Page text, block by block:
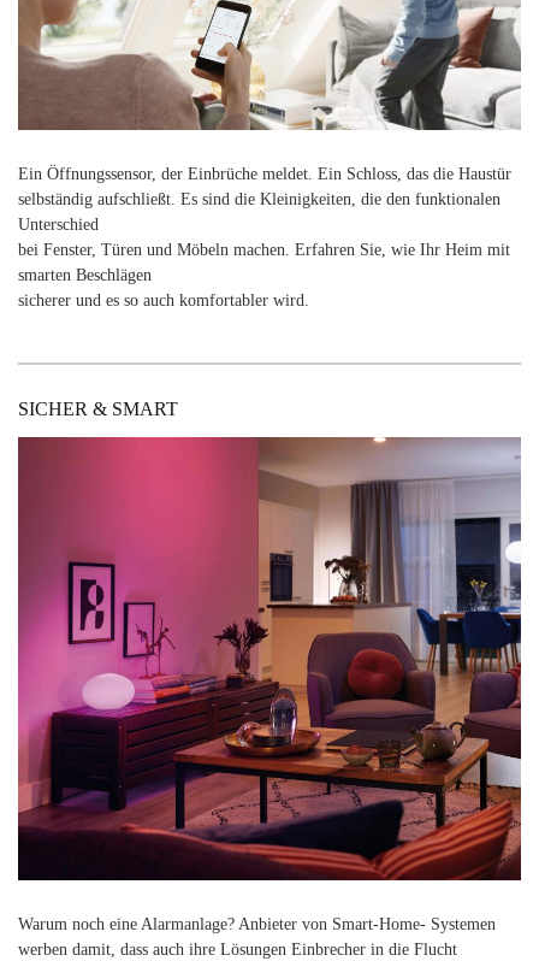
Ein Öffnungssensor, der Einbrüche meldet. Ein Schloss, das die Haustür
selbständig aufschließt. Es sind die Kleinigkeiten, die den funktionalen
Unterschied
bei Fenster, Türen und Möbeln machen. Erfahren Sie, wie Ihr Heim mit
smarten Beschlägen
sicherer und es so auch komfortabler wird.
SICHER & SMART
Warum noch eine Alarmanlage? Anbieter von Smart-Home- Systemen
werben damit, dass auch ihre Lösungen Einbrecher in die Flucht